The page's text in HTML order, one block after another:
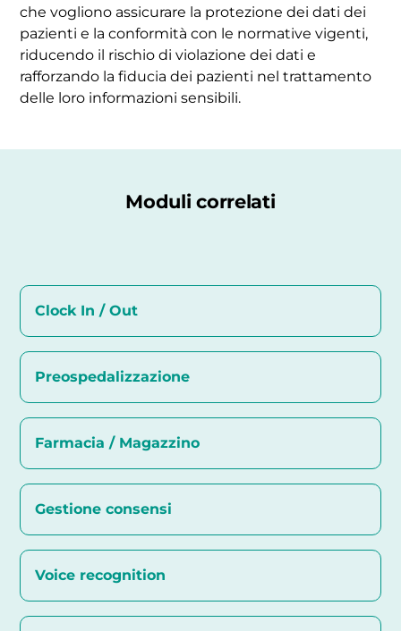
che vogliono assicurare la protezione dei dati dei
pazienti e la conformità con le normative vigenti,
riducendo il rischio di violazione dei dati e
rafforzando la fiducia dei pazienti nel trattamento
delle loro informazioni sensibili.
Moduli correlati
Clock In / Out
Preospedalizzazione
Farmacia / Magazzino
Gestione consensi
Voice recognition